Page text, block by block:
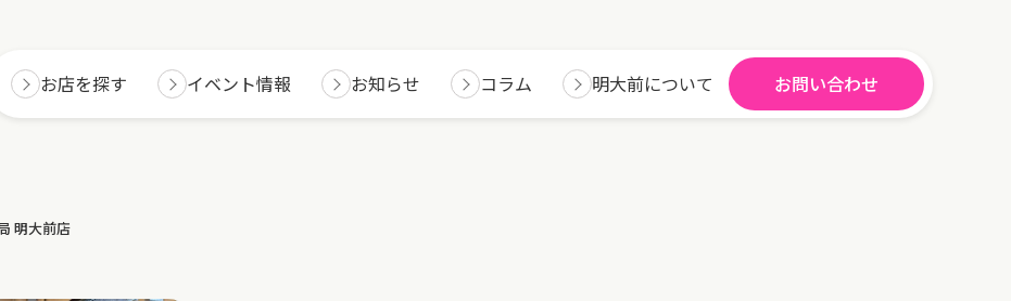
お店を探す イベント情報 お知らせ コラム 明大前について お問い合わせ
明大前店